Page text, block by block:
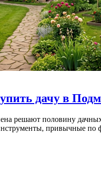
дачу в
решают половину
привычные